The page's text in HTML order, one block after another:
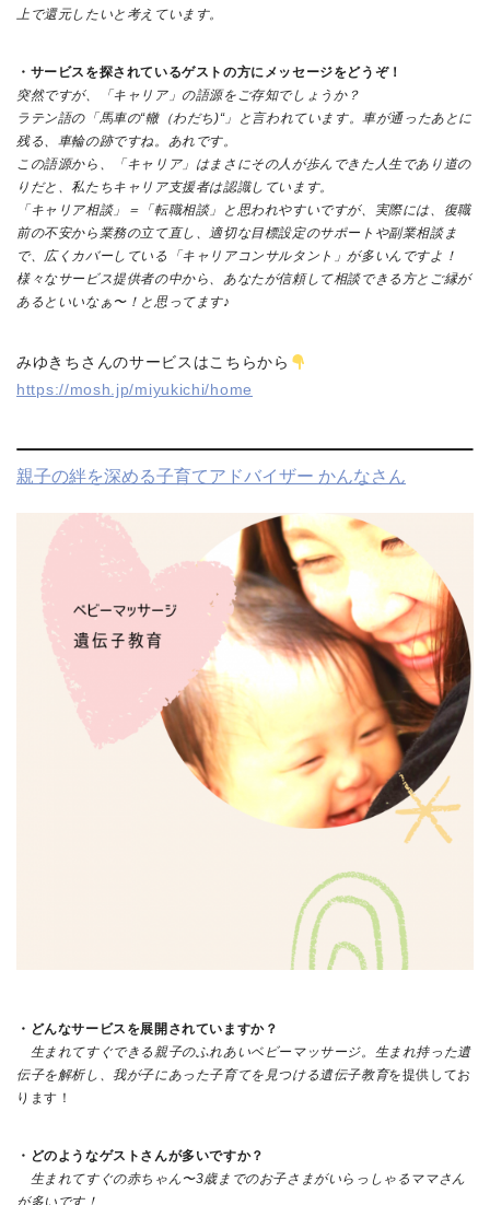
上で還元したいと考えています。
・サービスを探されているゲストの方にメッセージをどうぞ！
突然ですが、「キャリア」の語源をご存知でしょうか？
ラテン語の「馬車の“轍（わだち)“」と言われています。車が通ったあとに
残る、車輪の跡ですね。あれです。
この語源から、「キャリア」はまさにその人が歩んできた人生であり道の
りだと、私たちキャリア支援者は認識しています。
「キャリア相談」＝「転職相談」と思われやすいですが、実際には、復職
前の不安から業務の立て直し、適切な目標設定のサポートや副業相談ま
で、広くカバーしている「キャリアコンサルタント」が多いんですよ！
様々なサービス提供者の中から、あなたが信頼して相談できる方とご縁が
あるといいなぁ〜！と思ってます♪
みゆきちさんのサービスはこちらから
https://mosh.jp/miyukichi/home
親子の絆を深める子育てアドバイザー かんなさん
・どんなサービスを展開されていますか？
生まれてすぐできる親子のふれあいベビーマッサージ。生まれ持った遺
伝子を解析し、我が子にあった子育てを見つける遺伝子教育を提供してお
ります！
・どのようなゲストさんが多いですか？
生まれてすぐの赤ちゃん〜3歳までのお子さまがいらっしゃるママさん
が多いです！